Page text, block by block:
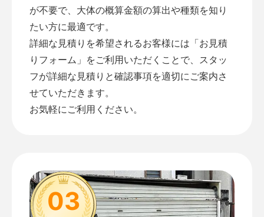
が不要で、大体の概算金額の算出や種類を知り
たい方に最適です。
詳細な見積りを希望されるお客様には「お見積
りフォーム 」をご利用いただくことで、スタッ
フが詳細な見積りと確認事項を適切にご案内さ
せていただきます。
お気軽にご利用ください。
03